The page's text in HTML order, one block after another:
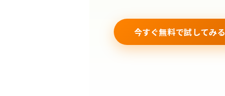
今すぐ無料で試してみる